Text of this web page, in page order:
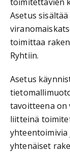
Asetus
toimittaa
Ryhtiin.
Asetus
tavoitteena on
liitteinä
yhteentoimivia
yhtenäiset